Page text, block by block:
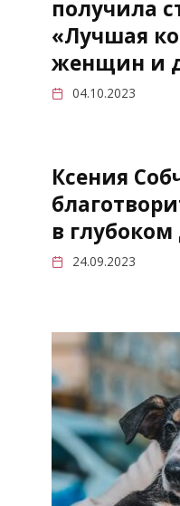
получила
«Лучшая
женщин и
04.10.2023
Ксения
в глубоком
24.09.2023